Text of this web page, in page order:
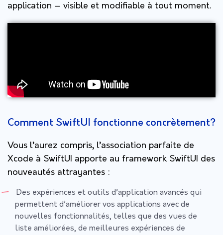
application – visible et modifiable à tout moment.
Comment SwiftUI fonctionne concrètement?
Vous l’aurez compris, l’association parfaite de
Xcode à SwiftUI apporte au framework SwiftUI des
nouveautés attrayantes :
Des expériences et outils d’application avancés qui
permettent d’améliorer vos applications avec de
nouvelles fonctionnalités, telles que des vues de
liste améliorées, de meilleures expériences de